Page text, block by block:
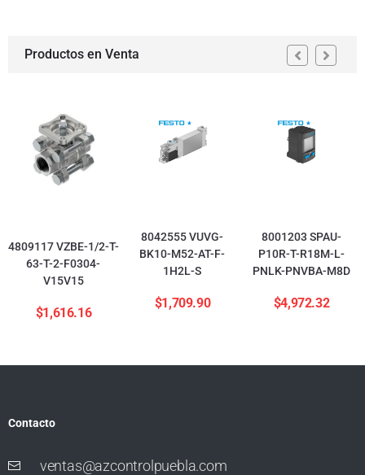
Productos en Venta
4809117 VZBE-1/2-T-
63-T-2-F0304-
V15V15
$1,616.16
8042555 VUVG-
BK10-M52-AT-F-
1H2L-S
$1,709.90
8001203 SPAU-
P10R-T-R18M-L-
PNLK-PNVBA-M8D
$4,972.32
Contacto
ventas@azcontrolpuebla.com